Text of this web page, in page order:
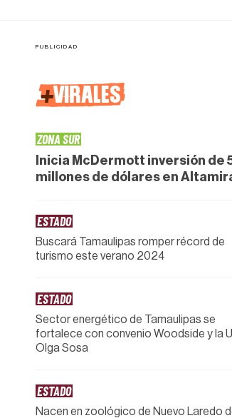
+VIRALES
ZONA SUR
Inicia McDermott inversión de
millones de dólares en
ESTADO
Buscará Tamaulipas romper récord de
turismo este verano 2024
ESTADO
Sector energético de Tamaulipas se
fortalece con convenio Woodside y la
Olga Sosa
ESTADO
Nacen en zoológico de Nuevo Laredo